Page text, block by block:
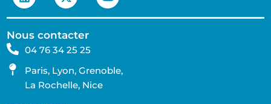
Nous contacter
04 76 34 25 25
Paris, Lyon, Grenoble,
La Rochelle, Nice